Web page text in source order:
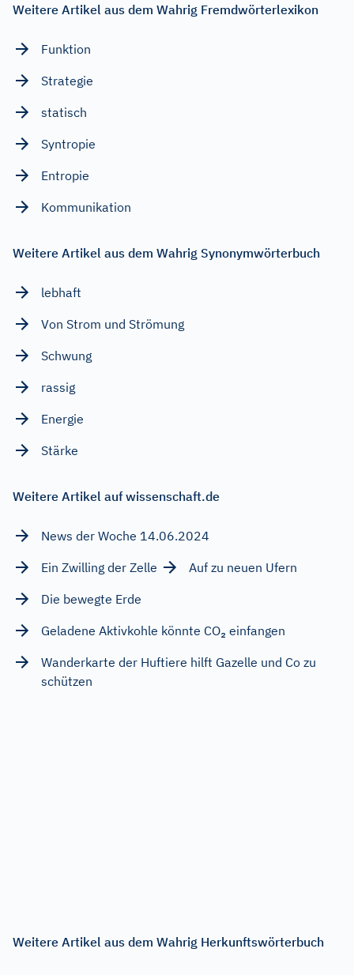
Weitere Artikel aus dem Wahrig Fremdwörterlexikon
Funktion
Strategie
statisch
Syntropie
Entropie
Kommunikation
Weitere Artikel aus dem Wahrig Synonymwörterbuch
lebhaft
Von Strom und Strömung
Schwung
rassig
Energie
Stärke
Weitere Artikel auf wissenschaft.de
News der Woche 14.06.2024
Ein Zwilling der Zelle
Auf zu neuen Ufern
Die bewegte Erde
Geladene Aktivkohle könnte CO₂ einfangen
Wanderkarte der Huftiere hilft Gazelle und Co zu
schützen
Weitere Artikel aus dem Wahrig Herkunftswörterbuch